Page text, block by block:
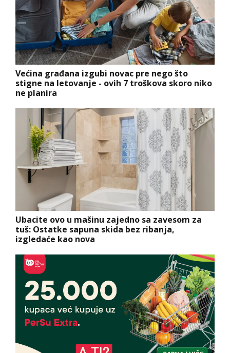
Većina građana izgubi novac pre nego što
stigne na letovanje - ovih 7 troškova skoro niko
ne planira
Ubacite ovo u mašinu zajedno sa zavesom za
tuš: Ostatke sapuna skida bez ribanja,
izgledaće kao nova